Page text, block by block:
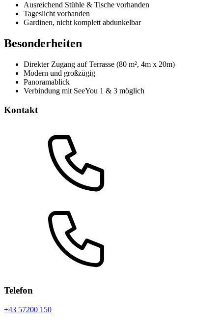
Ausreichend Stühle & Tische vorhanden
Tageslicht vorhanden
Gardinen, nicht komplett abdunkelbar
Besonderheiten
Direkter Zugang auf Terrasse (80 m², 4m x 20m)
Modern und großzügig
Panoramablick
Verbindung mit SeeYou 1 & 3 möglich
Kontakt
Telefon
+43 57200 150